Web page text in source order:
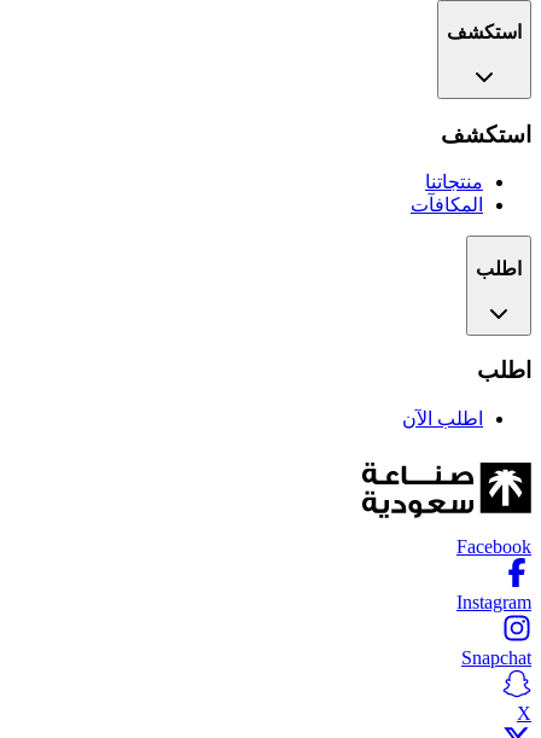
استكشف
استكشف
منتجاتنا
المكافآت
اطلب
اطلب
اطلب الآن
Facebook
Instagram
Snapchat
X